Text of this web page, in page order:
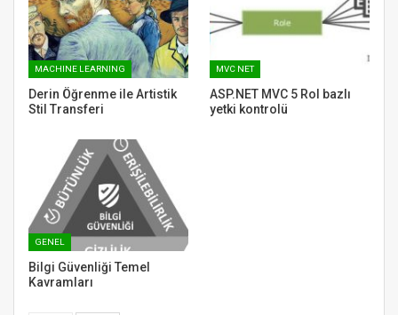
MACHINE LEARNING
Derin Öğrenme ile Artistik
Stil Transferi
MVC NET
ASP.NET MVC 5 Rol bazlı
yetki kontrolü
GENEL
Bilgi Güvenliği Temel
Kavramları